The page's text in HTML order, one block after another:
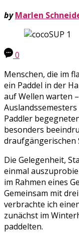
by Marlen
0
Menschen, die im
ein Paddel in der
auf Wellen warten
Paddler
besonders
draufgängerischen
Die Gelegenheit,
einmal
im Rahmen eines
Gemeinsam mit
verbrachte ich
zunächst im
paddelten.